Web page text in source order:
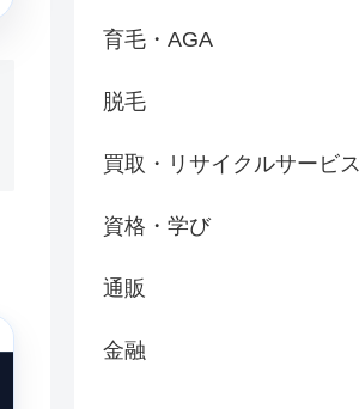
育毛・AGA
脱毛
買取・リサイクルサービス
資格・学び
通販
金融